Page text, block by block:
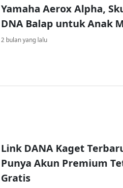
Yamaha Aerox Alpha,
DNA Balap untuk Anak
2 bulan yang lalu
Link DANA Kaget
Punya Akun Premium
Gratis